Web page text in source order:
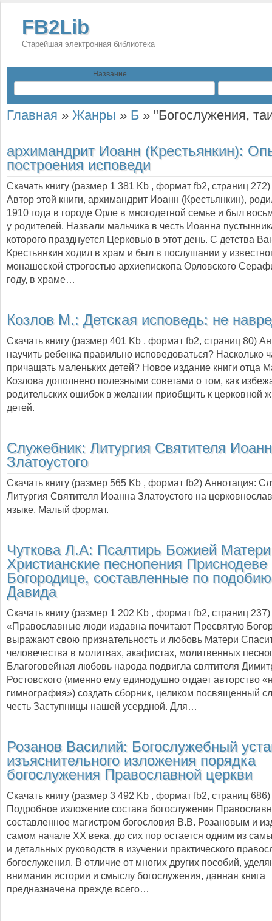
FB2Lib
Старейшая электронная библиотека
Название
Главная » Жанры » Б » "Богослужения,
архимандрит Иоанн (Крестьянкин):
построения исповеди
Скачать книгу (размер 1 381 Kb , формат fb2, страниц 272
Автор этой книги, архимандрит Иоанн (Крестьянкин),
1910 года в городе Орле в многодетной семье и был
у родителей. Назвали мальчика в честь Иоанна
которого празднуется Церковью в этот день. С детства
Крестьянкин ходил в храм и был в послушании у
монашеской строгостью архиепископа Орловского
году, в храме…
Козлов М.: Детская исповедь: не
Скачать книгу (размер 401 Kb , формат fb2, страниц 80)
научить ребенка правильно исповедоваться? Насколько
причащать маленьких детей? Новое издание книги отца
Козлова дополнено полезными советами о том, как
родительских ошибок в желании приобщить к церковной
детей.
Служебник: Литургия Святителя
Златоустого
Скачать книгу (размер 565 Kb , формат fb2) Аннотация:
Литургия Святителя Иоанна Златоустого на
языке. Малый формат.
Чуткова Л.А: Псалтирь Божией
Христианские песнопения
Богородице, составленные по
Давида
Скачать книгу (размер 1 202 Kb , формат fb2, страниц 237
«Православные люди издавна почитают Пресвятую
выражают свою признательность и любовь Матери
человечества в молитвах, акафистах, молитвенных
Благоговейная любовь народа подвигла святителя
Ростовского (именно ему единодушно отдает авторство
гимнография») создать сборник, целиком посвященный
честь Заступницы нашей усердной. Для…
Розанов Василий: Богослужебный
изъяснительного изложения порядка
богослужения Православной церкви
Скачать книгу (размер 3 492 Kb , формат fb2, страниц 686
Подробное изложение состава богослужения
составленное магистром богословия В.В. Розановым и
самом начале XX века, до сих пор остается одним из
и детальных руководств в изучении практического
богослужения. В отличие от многих других пособий,
внимания истории и смыслу богослужения, данная книга
предназначена прежде всего…